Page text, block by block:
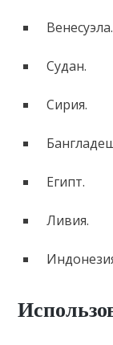
Венесуэла.
Судан.
Сирия.
Египт.
Ливия.